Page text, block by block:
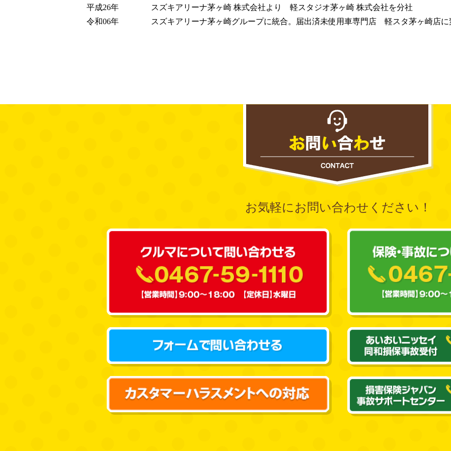
平成26年
スズキアリーナ茅ヶ崎 株式会社より 軽スタジオ茅ヶ崎 株式会社を分社
令和06年
スズキアリーナ茅ヶ崎グループに統合。届出済未使用車専門店 軽スタ茅ヶ崎店に
お気軽にお問い合わせください！